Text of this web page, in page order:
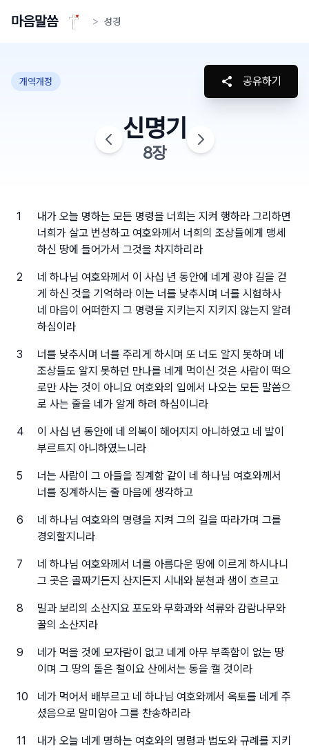
마음말씀 > 성경
개역개정 공유하기
신명기
8장
1
내가 오늘 명하는 모든 명령을 너희는 지켜 행하라 그리하면
너희가 살고 번성하고 여호와께서 너희의 조상들에게 맹세
하신 땅에 들어가서 그것을 차지하리라
2
네 하나님 여호와께서 이 사십 년 동안에 네게 광야 길을 걷
게 하신 것을 기억하라 이는 너를 낮추시며 너를 시험하사
네 마음이 어떠한지 그 명령을 지키는지 지키지 않는지 알려
하심이라
3
너를 낮추시며 너를 주리게 하시며 또 너도 알지 못하며 네
조상들도 알지 못하던 만나를 네게 먹이신 것은 사람이 떡으
로만 사는 것이 아니요 여호와의 입에서 나오는 모든 말씀으
로 사는 줄을 네가 알게 하려 하심이니라
4
이 사십 년 동안에 네 의복이 해어지지 아니하였고 네 발이
부르트지 아니하였느니라
5
너는 사람이 그 아들을 징계함 같이 네 하나님 여호와께서
너를 징계하시는 줄 마음에 생각하고
6
네 하나님 여호와의 명령을 지켜 그의 길을 따라가며 그를
경외할지니라
7
네 하나님 여호와께서 너를 아름다운 땅에 이르게 하시나니
그 곳은 골짜기든지 산지든지 시내와 분천과 샘이 흐르고
8
밀과 보리의 소산지요 포도와 무화과와 석류와 감람나무와
꿀의 소산지라
9
네가 먹을 것에 모자람이 없고 네게 아무 부족함이 없는 땅
이며 그 땅의 돌은 철이요 산에서는 동을 캘 것이라
10
네가 먹어서 배부르고 네 하나님 여호와께서 옥토를 네게 주
셨음으로 말미암아 그를 찬송하리라
11
내가 오늘 네게 명하는 여호와의 명령과 법도와 규례를 지키